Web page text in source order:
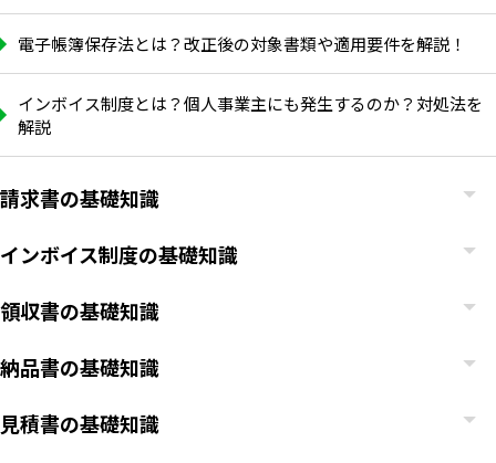
電子帳簿保存法とは？改正後の対象書類や適用要件を解説！
インボイス制度とは？個人事業主にも発生するのか？対処法を
解説
請求書の基礎知識
インボイス制度の基礎知識
領収書の基礎知識
納品書の基礎知識
見積書の基礎知識